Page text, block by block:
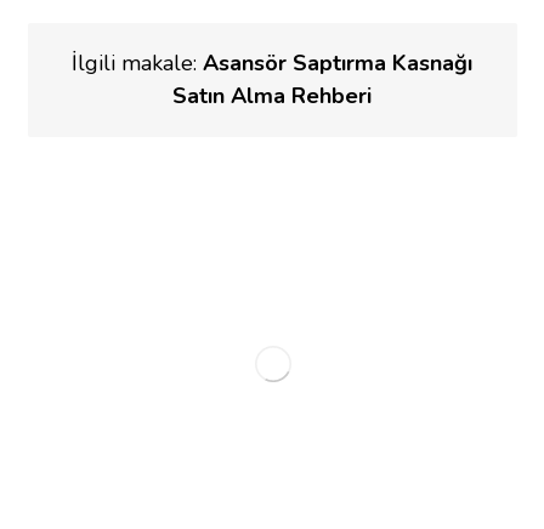
İlgili makale: Asansör Saptırma Kasnağı
Satın Alma Rehberi